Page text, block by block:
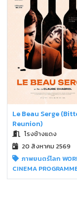
Le Beau Serge
Reunion)
โรงช้างแดง
20 สิงหาคม 2569
ภาพยนตร์โลก
CINEMA